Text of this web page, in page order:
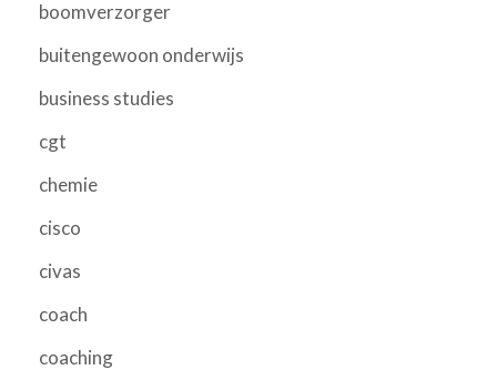
boomverzorger
buitengewoon onderwijs
business studies
cgt
chemie
cisco
civas
coach
coaching